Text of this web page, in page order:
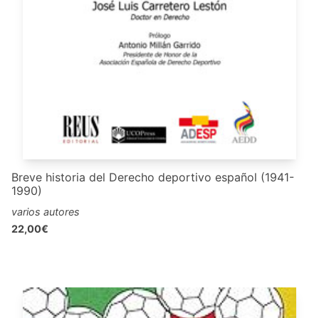
Breve historia del Derecho deportivo español (1941-
1990)
varios autores
22,00€